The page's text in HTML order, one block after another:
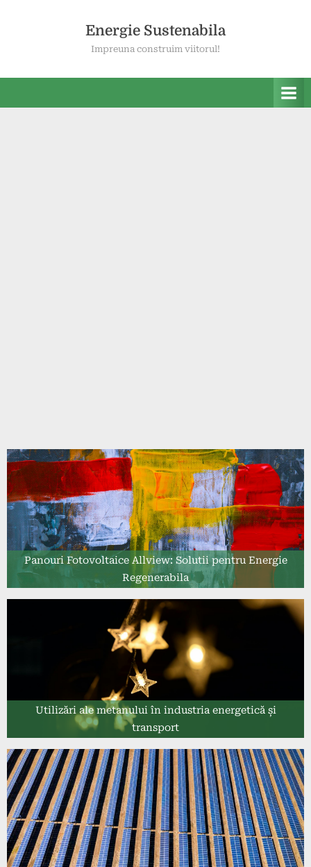
Energie Sustenabila
Impreuna construim viitorul!
Panouri Fotovoltaice Allview: Solutii pentru Energie
Regenerabila
Utilizări ale metanului în industria energetică și
transport